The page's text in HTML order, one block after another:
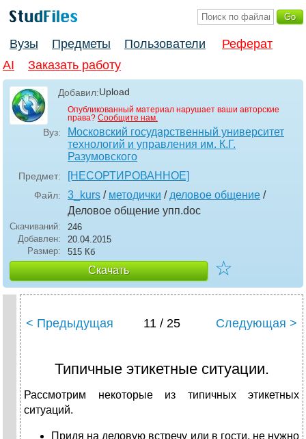
Вузы Предметы Пользователи
Реферат
AI
Заказать работу
Добавил:Upload
Опубликованный материал нарушает ваши авторские
права? Сообщите нам.
Вуз:
Московский государственный университет
технологий и управления им. К.Г.
Разумовского
Предмет: [НЕСОРТИРОВАННОЕ]
Файл: 3_kurs / методички / деловое общение /
Деловое общение упп.doc
Скачиваний:
246
Добавлен:
20.04.2015
Размер:
515 Кб
Скачать ☆
< Предыдущая 11 / 25 Следующая >
Типичные этикетные ситуации.
Рассмотрим некоторые из типичных этикетных
ситуаций.
Придя на деловую встречу или в гости, не нужно